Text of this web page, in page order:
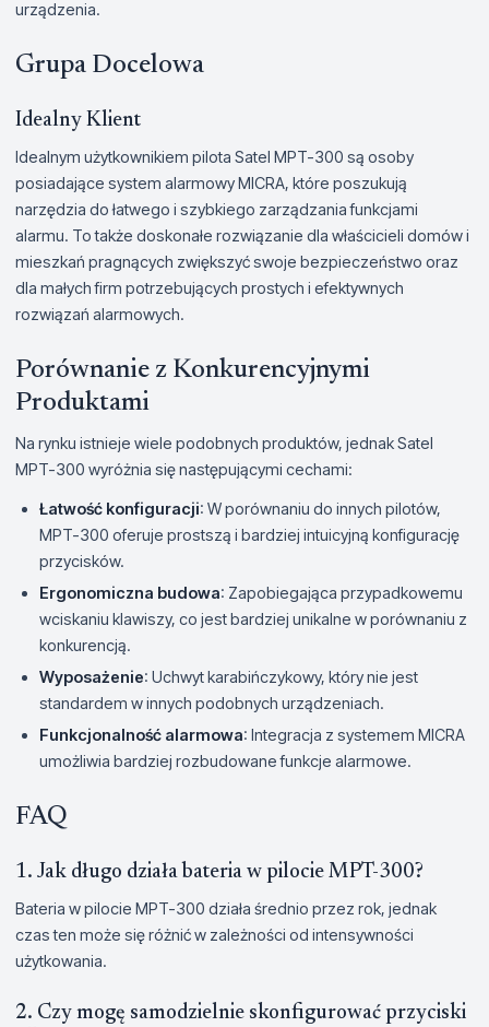
urządzenia.
Grupa Docelowa
Idealny Klient
Idealnym użytkownikiem pilota Satel MPT-300 są osoby
posiadające system alarmowy MICRA, które poszukują
narzędzia do łatwego i szybkiego zarządzania funkcjami
alarmu. To także doskonałe rozwiązanie dla właścicieli domów i
mieszkań pragnących zwiększyć swoje bezpieczeństwo oraz
dla małych firm potrzebujących prostych i efektywnych
rozwiązań alarmowych.
Porównanie z Konkurencyjnymi
Produktami
Na rynku istnieje wiele podobnych produktów, jednak Satel
MPT-300 wyróżnia się następującymi cechami:
Łatwość konfiguracji: W porównaniu do innych pilotów,
MPT-300 oferuje prostszą i bardziej intuicyjną konfigurację
przycisków.
Ergonomiczna budowa: Zapobiegająca przypadkowemu
wciskaniu klawiszy, co jest bardziej unikalne w porównaniu z
konkurencją.
Wyposażenie: Uchwyt karabińczykowy, który nie jest
standardem w innych podobnych urządzeniach.
Funkcjonalność alarmowa: Integracja z systemem MICRA
umożliwia bardziej rozbudowane funkcje alarmowe.
FAQ
1. Jak długo działa bateria w pilocie MPT-300?
Bateria w pilocie MPT-300 działa średnio przez rok, jednak
czas ten może się różnić w zależności od intensywności
użytkowania.
2. Czy mogę samodzielnie skonfigurować przyciski